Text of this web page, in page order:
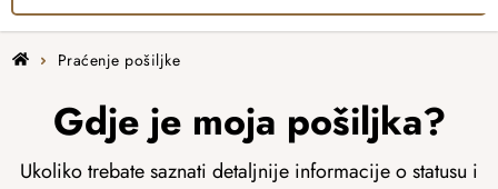
HomePraćenje pošiljke
Gdje je moja pošiljka?
Ukoliko trebate saznati detaljnije informacije o statusu i